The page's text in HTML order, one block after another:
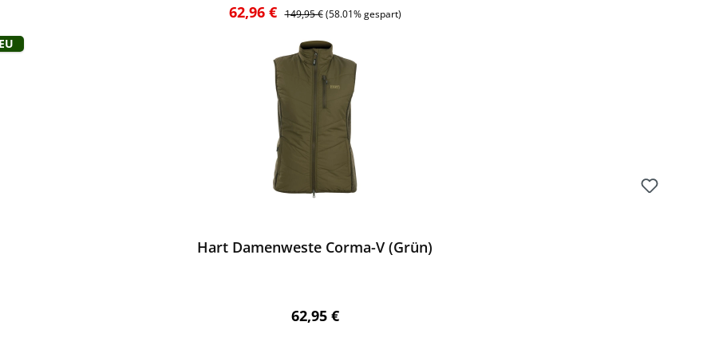
Verkaufspreis:
62,96 € Regulärer Preis:
149,95 € (58.01% gespart)
Hart Damenweste Corma-V (Grün)
Regulärer Preis:
62,95 €